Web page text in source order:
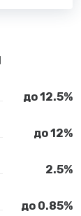
до 12.5%
до 12%
2.5%
до 0.85%